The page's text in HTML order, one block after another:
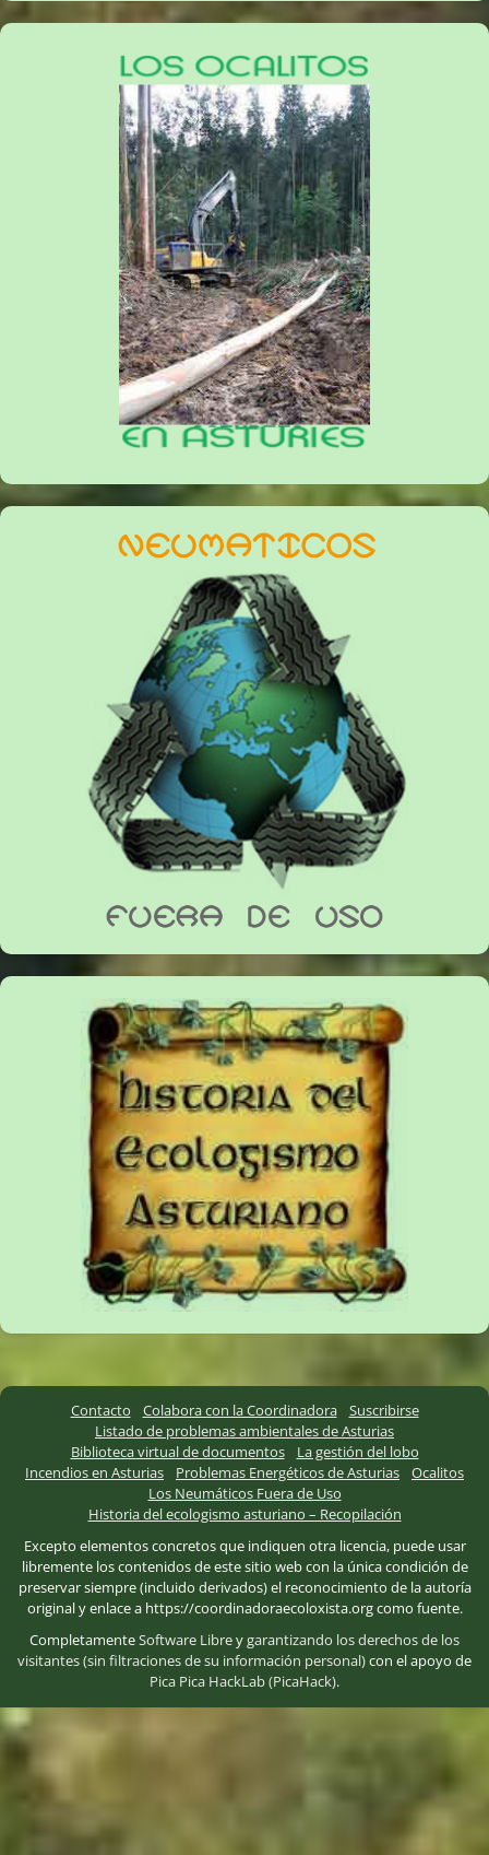
Contacto Colabora con la Coordinadora
Suscribirse
Listado de problemas ambientales de Asturias
Biblioteca virtual de documentos
La gestión del lobo
Incendios en Asturias
Problemas Energéticos de Asturias
Ocalitos
Los Neumáticos Fuera de Uso
Historia del ecologismo asturiano – Recopilación
Excepto elementos concretos que indiquen otra licencia, puede usar
libremente los contenidos de este sitio web con la única condición de
preservar siempre (incluido derivados) el reconocimiento de la autoría
original y enlace a https://coordinadoraecoloxista.org como fuente.
CompletamenteSoftware Libreygarantizando los derechos de los
visitantes (sin filtraciones de su información personal)con el apoyo de
Pica Pica HackLab (PicaHack).